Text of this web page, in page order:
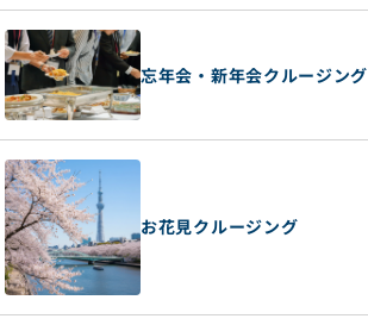
忘年会・新年会クルージング
お花見クルージング